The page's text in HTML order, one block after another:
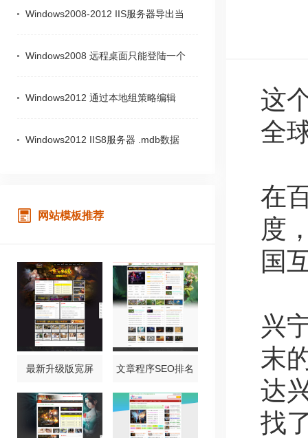
Windows2008-2012 IIS服务器导出当
Windows2008 远程桌面只能登陆一个
Windows2012 通过本地组策略编辑
Windows2012 IIS8服务器 .mdb数据
网站模板推荐
最新升级版宽屏 文章程序SEO排名
这
全
在
度
国
兴
末
达
找